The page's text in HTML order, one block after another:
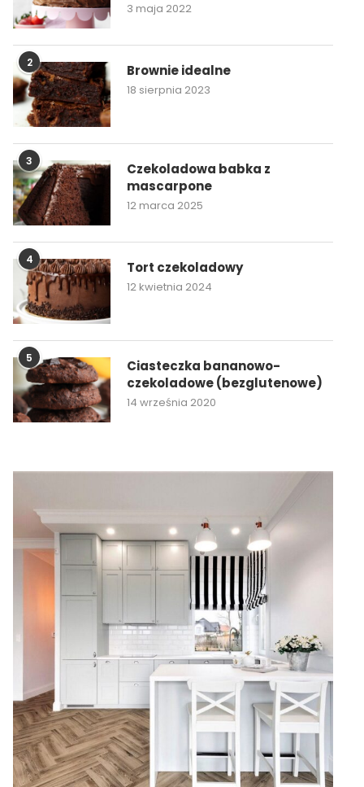
3 maja 2022
2 Brownie idealne
18 sierpnia 2023
3
Czekoladowa babka z
mascarpone
12 marca 2025
4 Tort czekoladowy
12 kwietnia 2024
5
Ciasteczka bananowo-
czekoladowe (bezglutenowe)
14 września 2020